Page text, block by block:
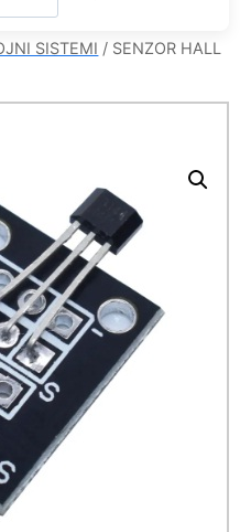
SISTEMI / SENZOR HALL